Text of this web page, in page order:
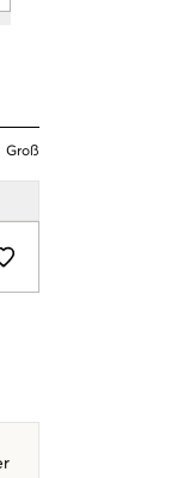
Groß